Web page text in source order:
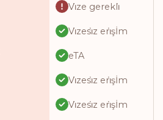
Vi̇ze gerekli̇
Vi̇zesi̇z eri̇şİm
eTA
Vi̇zesi̇z eri̇şİm
Vi̇zesi̇z eri̇şİm